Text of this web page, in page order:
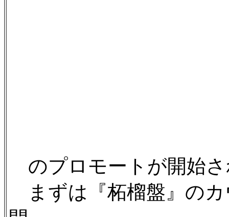
のプロモートが開始
まずは『柘榴盤』の